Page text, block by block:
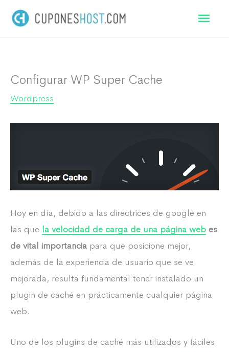
contenido
Configurar WP Super Cache
Wordpress
Hoy en día, debido a las directrices de google en
las que la velocidad de carga de una página web es
de vital importancia para que posicione mejor,
además de la experiencia de usuario que se ve
mejorada, resulta fundamental tener instalado un
plugin de caché en prácticamente cualquier página
web.
Uno de los plugins de caché más utilizados y fáciles